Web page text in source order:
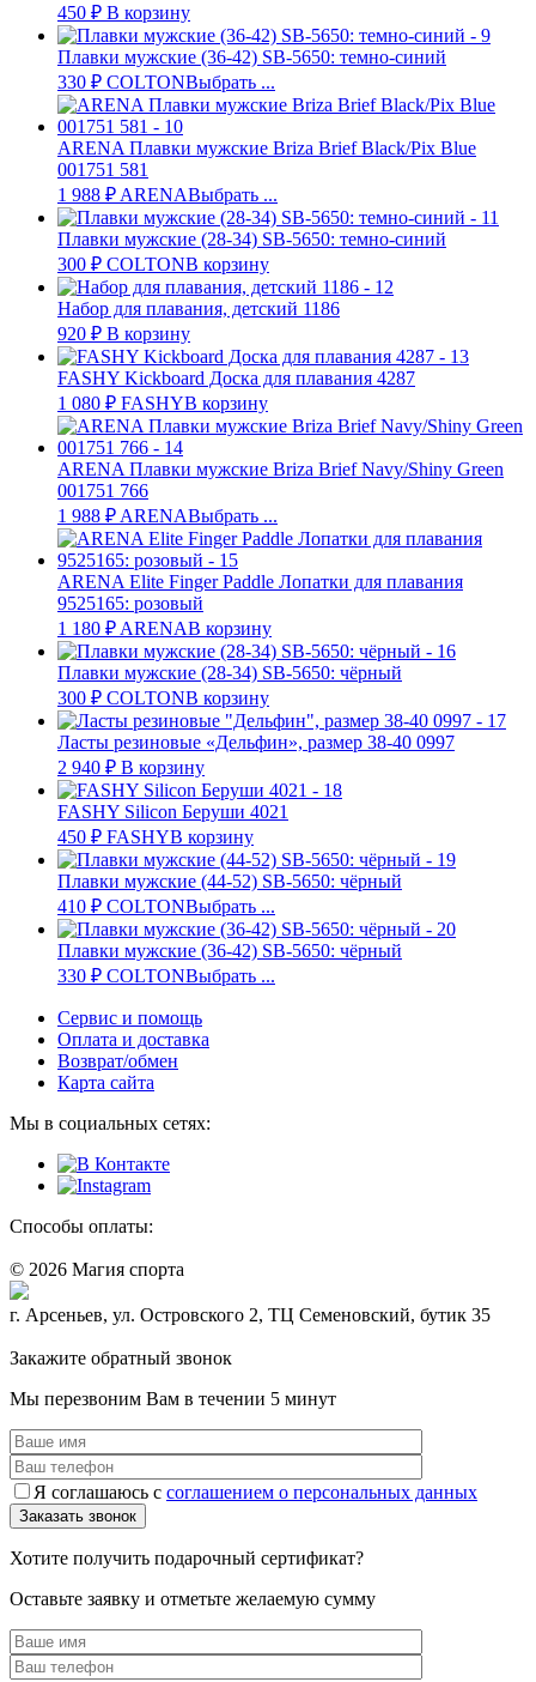
450 ₽ В корзину
Плавки мужские (36-42) SB-5650: темно-синий
330 ₽ COLTONВыбрать ...
ARENA Плавки мужские Briza Brief Black/Pix Blue
001751 581
1 988 ₽ ARENAВыбрать ...
Плавки мужские (28-34) SB-5650: темно-синий
300 ₽ COLTONВ корзину
Набор для плавания, детский 1186
920 ₽ В корзину
FASHY Kickboard Доска для плавания 4287
1 080 ₽ FASHYВ корзину
ARENA Плавки мужские Briza Brief Navy/Shiny Green
001751 766
1 988 ₽ ARENAВыбрать ...
ARENA Elite Finger Paddle Лопатки для плавания
9525165: розовый
1 180 ₽ ARENAВ корзину
Плавки мужские (28-34) SB-5650: чёрный
300 ₽ COLTONВ корзину
Ласты резиновые «Дельфин», размер 38-40 0997
2 940 ₽ В корзину
FASHY Silicon Беруши 4021
450 ₽ FASHYВ корзину
Плавки мужские (44-52) SB-5650: чёрный
410 ₽ COLTONВыбрать ...
Плавки мужские (36-42) SB-5650: чёрный
330 ₽ COLTONВыбрать ...
Сервис и помощь
Оплата и доставка
Возврат/обмен
Карта сайта
Мы в социальных сетях:
Способы оплаты:
© 2026 Магия спорта
г. Арсеньев, ул. Островского 2, ТЦ Семеновский, бутик 35
Закажите обратный звонок
Мы перезвоним Вам в течении 5 минут
Я соглашаюсь с соглашением о персональных данных
Хотите получить подарочный сертификат?
Оставьте заявку и отметьте желаемую сумму